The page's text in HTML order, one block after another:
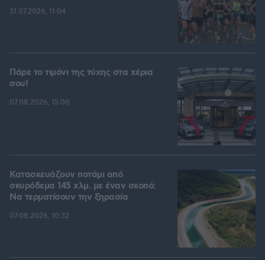
31.07.2026, 11:04
Πάρε το τιμόνι της τύχης στα χέρια
σου!
07.08.2026, 15:00
Κατασκευάζουν ποτάμι από
σκυρόδεμα 145 χλμ. με έναν σκοπό:
Να τερματίσουν την ξηρασία
07.08.2026, 10:32